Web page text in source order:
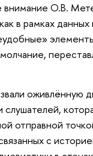
О.В.
в рамках данных
оживлённую
слушателей,
отправной
с